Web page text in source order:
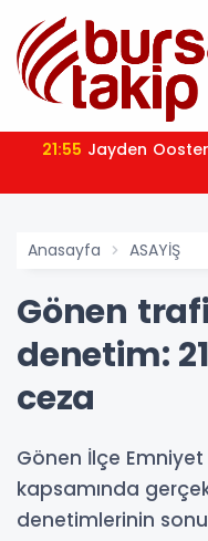
21:55 Jayden
Anasayfa ASAYİŞ
Gönen
denetim:
ceza
Gönen İlçe
kapsamında
denetimlerinin